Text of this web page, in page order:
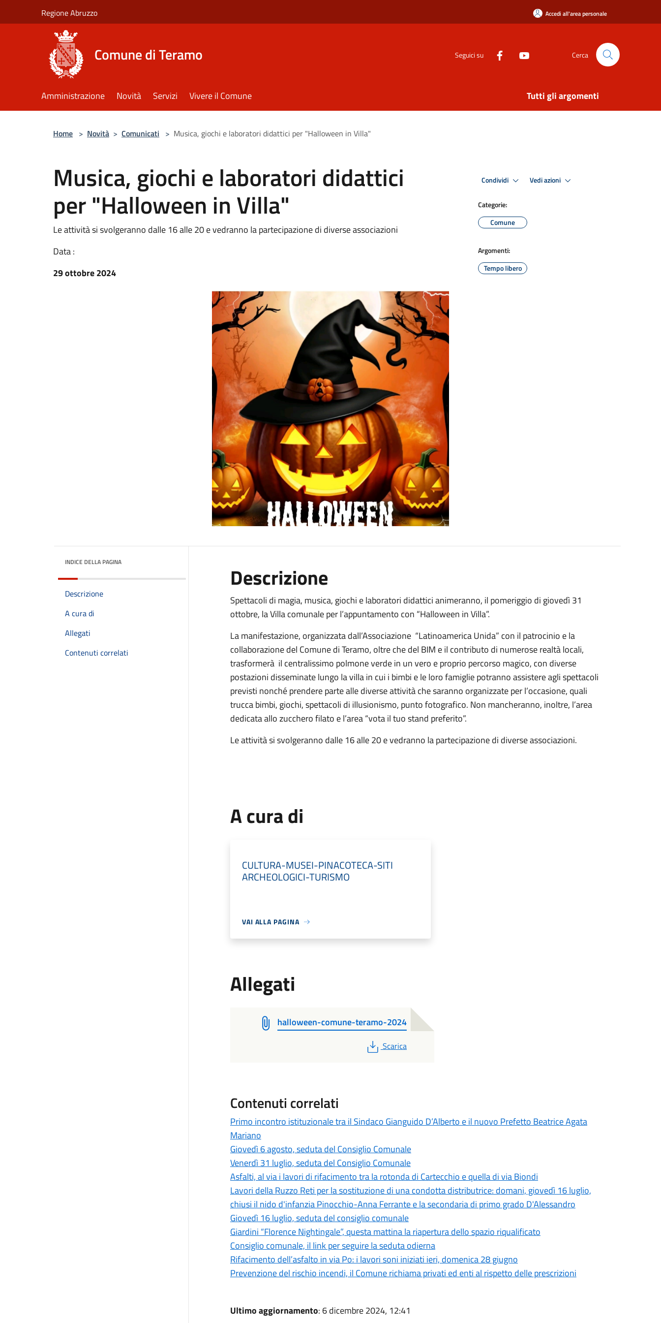
Regione Abruzzo Accedi all'area personale
Comune di Teramo Seguici su Cerca
Amministrazione Novità Servizi Vivere il Comune Tutti gli argomenti
Home > Novità > Comunicati > Musica, giochi e laboratori didattici per "Halloween in Villa"
Musica, giochi e laboratori didattici
per "Halloween in Villa"
Le attività si svolgeranno dalle 16 alle 20 e vedranno la partecipazione di diverse associazioni
Data :
29 ottobre 2024
Condividi Vedi azioni
Categorie:
Comune
Argomenti:
Tempo libero
INDICE DELLA PAGINA
Descrizione
A cura di
Allegati
Contenuti correlati
Descrizione
Spettacoli di magia, musica, giochi e laboratori didattici animeranno, il pomeriggio di giovedì 31
ottobre, la Villa comunale per l’appuntamento con “Halloween in Villa”.
La manifestazione, organizzata dall’Associazione “Latinoamerica Unida” con il patrocinio e la
collaborazione del Comune di Teramo, oltre che del BIM e il contributo di numerose realtà locali,
trasformerà il centralissimo polmone verde in un vero e proprio percorso magico, con diverse
postazioni disseminate lungo la villa in cui i bimbi e le loro famiglie potranno assistere agli spettacoli
previsti nonché prendere parte alle diverse attività che saranno organizzate per l’occasione, quali
trucca bimbi, giochi, spettacoli di illusionismo, punto fotografico. Non mancheranno, inoltre, l’area
dedicata allo zucchero filato e l’area “vota il tuo stand preferito”.
Le attività si svolgeranno dalle 16 alle 20 e vedranno la partecipazione di diverse associazioni.
A cura di
CULTURA-MUSEI-PINACOTECA-SITI
ARCHEOLOGICI-TURISMO
VAI ALLA PAGINA
Allegati
halloween-comune-teramo-2024
PDF
Scarica
Contenuti correlati
Primo incontro istituzionale tra il Sindaco Gianguido D’Alberto e il nuovo Prefetto Beatrice Agata
Mariano
Giovedì 6 agosto, seduta del Consiglio Comunale
Venerdì 31 luglio, seduta del Consiglio Comunale
Asfalti, al via i lavori di rifacimento tra la rotonda di Cartecchio e quella di via Biondi
Lavori della Ruzzo Reti per la sostituzione di una condotta distributrice: domani, giovedì 16 luglio,
chiusi il nido d'infanzia Pinocchio-Anna Ferrante e la secondaria di primo grado D'Alessandro
Giovedì 16 luglio, seduta del consiglio comunale
Giardini “Florence Nightingale”, questa mattina la riapertura dello spazio riqualificato
Consiglio comunale, il link per seguire la seduta odierna
Rifacimento dell’asfalto in via Po: i lavori soni iniziati ieri, domenica 28 giugno
Prevenzione del rischio incendi, il Comune richiama privati ed enti al rispetto delle prescrizioni
Ultimo aggiornamento: 6 dicembre 2024, 12:41